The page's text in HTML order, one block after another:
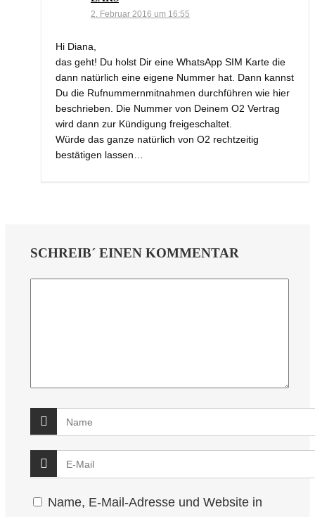
2. Februar 2016 um 16:55
Hi Diana,
das geht! Du holst Dir eine WhatsApp SIM Karte die
dann natürlich eine eigene Nummer hat. Dann kannst
Du die Rufnummernmitnahmen durchführen wie hier
beschrieben. Die Nummer von Deinem O2 Vertrag
wird dann zur Kündigung freigeschaltet.
Würde das ganze natürlich von O2 rechtzeitig
bestätigen lassen…
SCHREIB´ EINEN KOMMENTAR
Name, E-Mail-Adresse und Website in